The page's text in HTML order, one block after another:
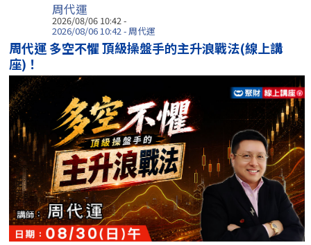
周代運
2026/08/06 10:42 -
2026/08/06 10:42 - 周代運
周代運 多空不懼 頂級操盤手的主升浪戰法(線上講
座)！